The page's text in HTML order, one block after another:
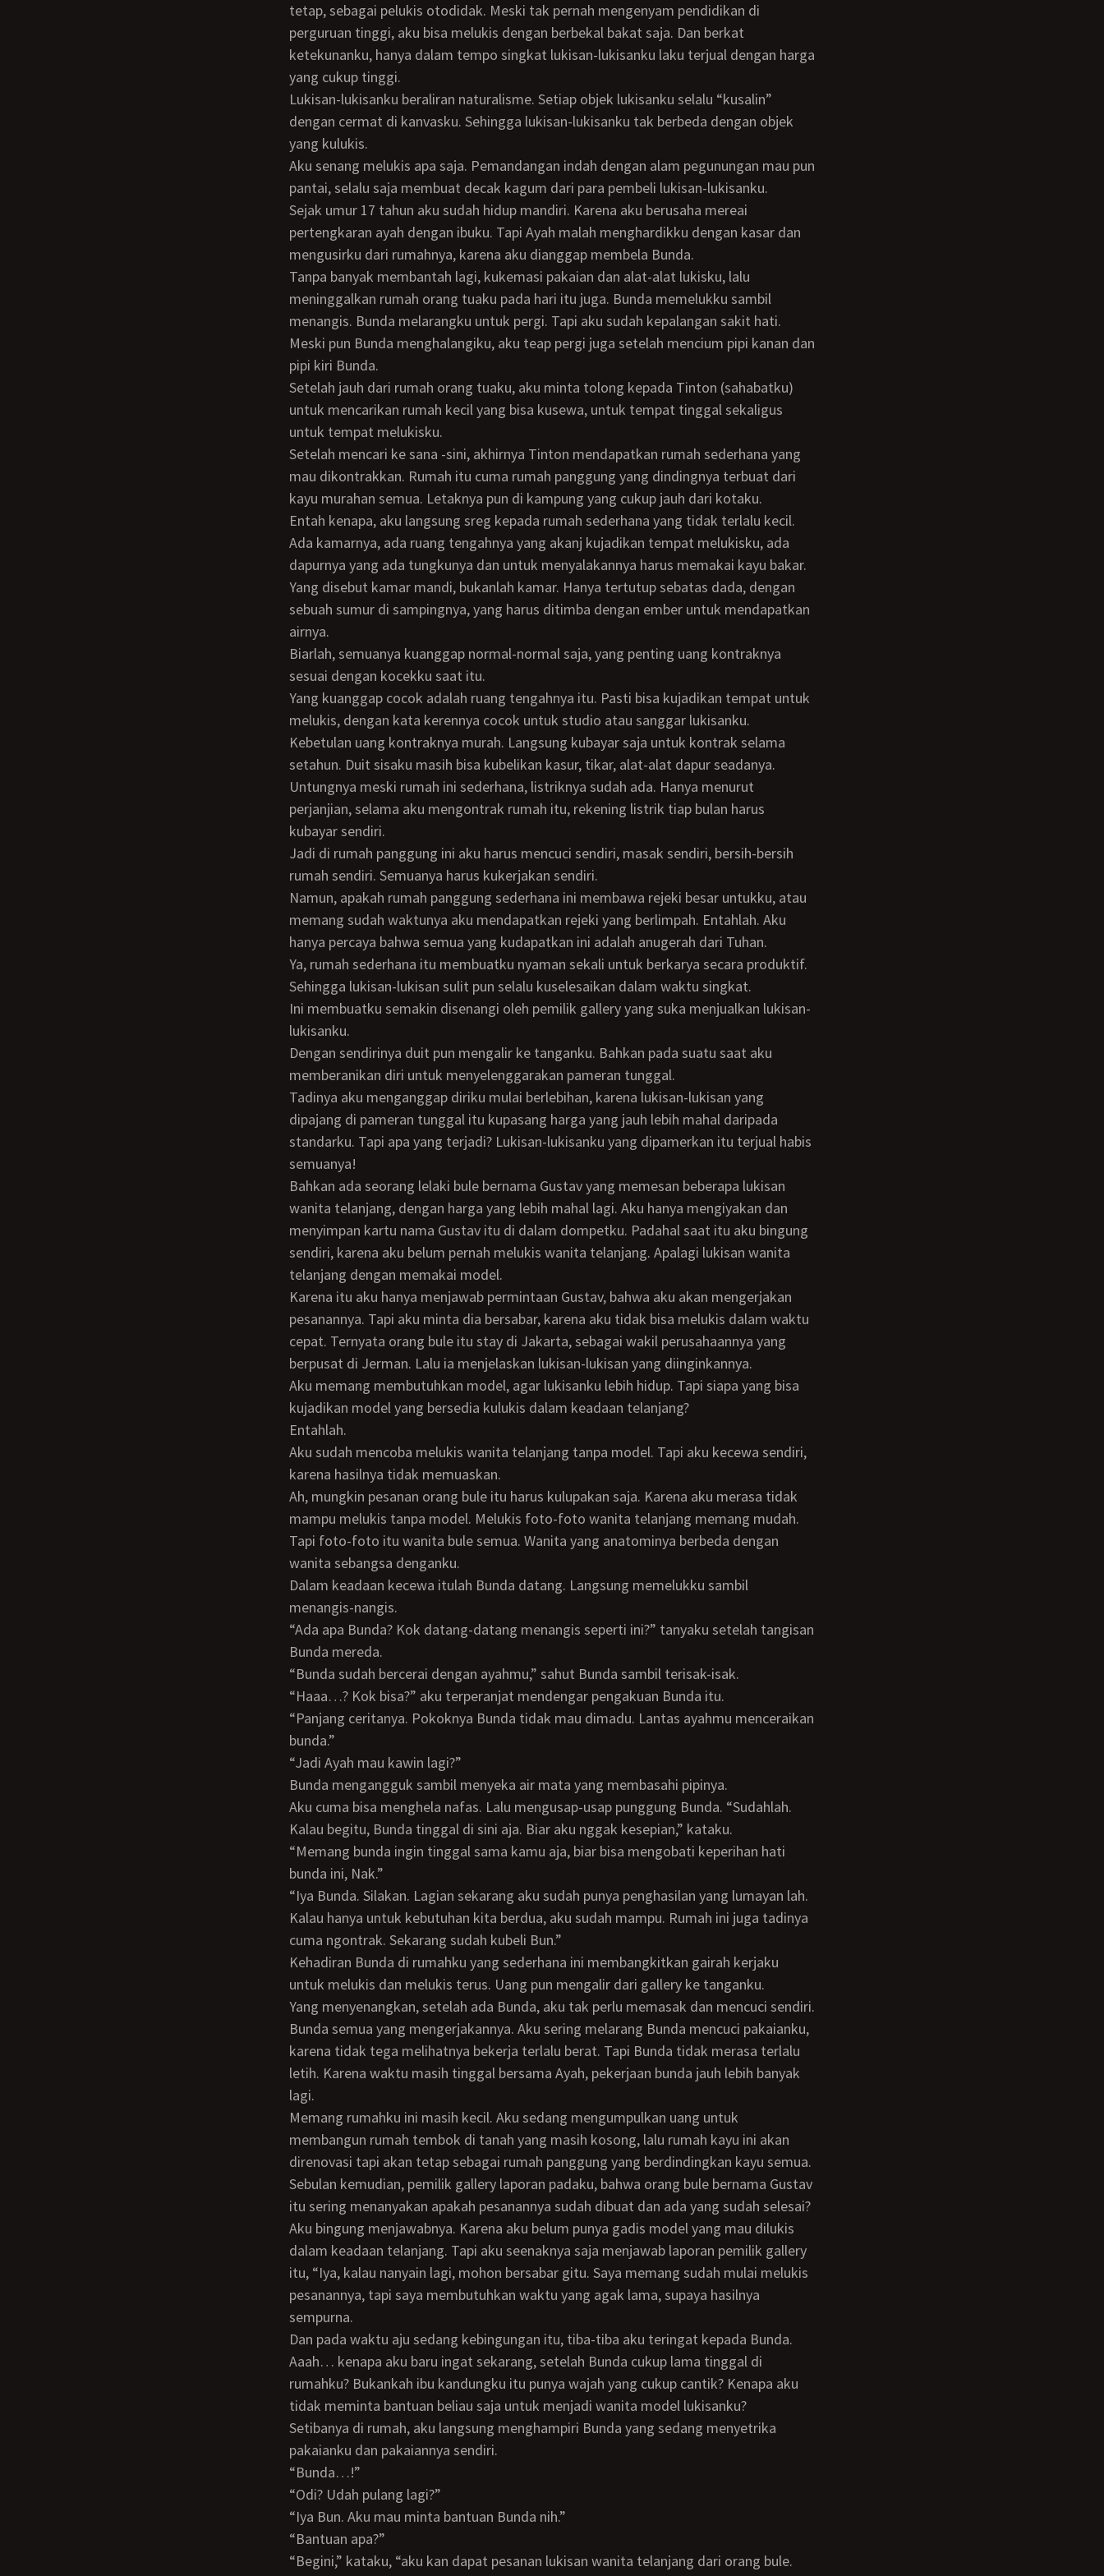
tetap, sebagai pelukis otodidak. Meski tak pernah mengenyam pendidikan di
perguruan tinggi, aku bisa melukis dengan berbekal bakat saja. Dan berkat
ketekunanku, hanya dalam tempo singkat lukisan-lukisanku laku terjual dengan harga
yang cukup tinggi.
Lukisan-lukisanku beraliran naturalisme. Setiap objek lukisanku selalu “kusalin”
dengan cermat di kanvasku. Sehingga lukisan-lukisanku tak berbeda dengan objek
yang kulukis.
Aku senang melukis apa saja. Pemandangan indah dengan alam pegunungan mau pun
pantai, selalu saja membuat decak kagum dari para pembeli lukisan-lukisanku.
Sejak umur 17 tahun aku sudah hidup mandiri. Karena aku berusaha mereai
pertengkaran ayah dengan ibuku. Tapi Ayah malah menghardikku dengan kasar dan
mengusirku dari rumahnya, karena aku dianggap membela Bunda.
Tanpa banyak membantah lagi, kukemasi pakaian dan alat-alat lukisku, lalu
meninggalkan rumah orang tuaku pada hari itu juga. Bunda memelukku sambil
menangis. Bunda melarangku untuk pergi. Tapi aku sudah kepalangan sakit hati.
Meski pun Bunda menghalangiku, aku teap pergi juga setelah mencium pipi kanan dan
pipi kiri Bunda.
Setelah jauh dari rumah orang tuaku, aku minta tolong kepada Tinton (sahabatku)
untuk mencarikan rumah kecil yang bisa kusewa, untuk tempat tinggal sekaligus
untuk tempat melukisku.
Setelah mencari ke sana -sini, akhirnya Tinton mendapatkan rumah sederhana yang
mau dikontrakkan. Rumah itu cuma rumah panggung yang dindingnya terbuat dari
kayu murahan semua. Letaknya pun di kampung yang cukup jauh dari kotaku.
Entah kenapa, aku langsung sreg kepada rumah sederhana yang tidak terlalu kecil.
Ada kamarnya, ada ruang tengahnya yang akanj kujadikan tempat melukisku, ada
dapurnya yang ada tungkunya dan untuk menyalakannya harus memakai kayu bakar.
Yang disebut kamar mandi, bukanlah kamar. Hanya tertutup sebatas dada, dengan
sebuah sumur di sampingnya, yang harus ditimba dengan ember untuk mendapatkan
airnya.
Biarlah, semuanya kuanggap normal-normal saja, yang penting uang kontraknya
sesuai dengan kocekku saat itu.
Yang kuanggap cocok adalah ruang tengahnya itu. Pasti bisa kujadikan tempat untuk
melukis, dengan kata kerennya cocok untuk studio atau sanggar lukisanku.
Kebetulan uang kontraknya murah. Langsung kubayar saja untuk kontrak selama
setahun. Duit sisaku masih bisa kubelikan kasur, tikar, alat-alat dapur seadanya.
Untungnya meski rumah ini sederhana, listriknya sudah ada. Hanya menurut
perjanjian, selama aku mengontrak rumah itu, rekening listrik tiap bulan harus
kubayar sendiri.
Jadi di rumah panggung ini aku harus mencuci sendiri, masak sendiri, bersih-bersih
rumah sendiri. Semuanya harus kukerjakan sendiri.
Namun, apakah rumah panggung sederhana ini membawa rejeki besar untukku, atau
memang sudah waktunya aku mendapatkan rejeki yang berlimpah. Entahlah. Aku
hanya percaya bahwa semua yang kudapatkan ini adalah anugerah dari Tuhan.
Ya, rumah sederhana itu membuatku nyaman sekali untuk berkarya secara produktif.
Sehingga lukisan-lukisan sulit pun selalu kuselesaikan dalam waktu singkat.
Ini membuatku semakin disenangi oleh pemilik gallery yang suka menjualkan lukisan-
lukisanku.
Dengan sendirinya duit pun mengalir ke tanganku. Bahkan pada suatu saat aku
memberanikan diri untuk menyelenggarakan pameran tunggal.
Tadinya aku menganggap diriku mulai berlebihan, karena lukisan-lukisan yang
dipajang di pameran tunggal itu kupasang harga yang jauh lebih mahal daripada
standarku. Tapi apa yang terjadi? Lukisan-lukisanku yang dipamerkan itu terjual habis
semuanya!
Bahkan ada seorang lelaki bule bernama Gustav yang memesan beberapa lukisan
wanita telanjang, dengan harga yang lebih mahal lagi. Aku hanya mengiyakan dan
menyimpan kartu nama Gustav itu di dalam dompetku. Padahal saat itu aku bingung
sendiri, karena aku belum pernah melukis wanita telanjang. Apalagi lukisan wanita
telanjang dengan memakai model.
Karena itu aku hanya menjawab permintaan Gustav, bahwa aku akan mengerjakan
pesanannya. Tapi aku minta dia bersabar, karena aku tidak bisa melukis dalam waktu
cepat. Ternyata orang bule itu stay di Jakarta, sebagai wakil perusahaannya yang
berpusat di Jerman. Lalu ia menjelaskan lukisan-lukisan yang diinginkannya.
Aku memang membutuhkan model, agar lukisanku lebih hidup. Tapi siapa yang bisa
kujadikan model yang bersedia kulukis dalam keadaan telanjang?
Entahlah.
Aku sudah mencoba melukis wanita telanjang tanpa model. Tapi aku kecewa sendiri,
karena hasilnya tidak memuaskan.
Ah, mungkin pesanan orang bule itu harus kulupakan saja. Karena aku merasa tidak
mampu melukis tanpa model. Melukis foto-foto wanita telanjang memang mudah.
Tapi foto-foto itu wanita bule semua. Wanita yang anatominya berbeda dengan
wanita sebangsa denganku.
Dalam keadaan kecewa itulah Bunda datang. Langsung memelukku sambil
menangis-nangis.
“Ada apa Bunda? Kok datang-datang menangis seperti ini?” tanyaku setelah tangisan
Bunda mereda.
“Bunda sudah bercerai dengan ayahmu,” sahut Bunda sambil terisak-isak.
“Haaa…? Kok bisa?” aku terperanjat mendengar pengakuan Bunda itu.
“Panjang ceritanya. Pokoknya Bunda tidak mau dimadu. Lantas ayahmu menceraikan
bunda.”
“Jadi Ayah mau kawin lagi?”
Bunda mengangguk sambil menyeka air mata yang membasahi pipinya.
Aku cuma bisa menghela nafas. Lalu mengusap-usap punggung Bunda. “Sudahlah.
Kalau begitu, Bunda tinggal di sini aja. Biar aku nggak kesepian,” kataku.
“Memang bunda ingin tinggal sama kamu aja, biar bisa mengobati keperihan hati
bunda ini, Nak.”
“Iya Bunda. Silakan. Lagian sekarang aku sudah punya penghasilan yang lumayan lah.
Kalau hanya untuk kebutuhan kita berdua, aku sudah mampu. Rumah ini juga tadinya
cuma ngontrak. Sekarang sudah kubeli Bun.”
Kehadiran Bunda di rumahku yang sederhana ini membangkitkan gairah kerjaku
untuk melukis dan melukis terus. Uang pun mengalir dari gallery ke tanganku.
Yang menyenangkan, setelah ada Bunda, aku tak perlu memasak dan mencuci sendiri.
Bunda semua yang mengerjakannya. Aku sering melarang Bunda mencuci pakaianku,
karena tidak tega melihatnya bekerja terlalu berat. Tapi Bunda tidak merasa terlalu
letih. Karena waktu masih tinggal bersama Ayah, pekerjaan bunda jauh lebih banyak
lagi.
Memang rumahku ini masih kecil. Aku sedang mengumpulkan uang untuk
membangun rumah tembok di tanah yang masih kosong, lalu rumah kayu ini akan
direnovasi tapi akan tetap sebagai rumah panggung yang berdindingkan kayu semua.
Sebulan kemudian, pemilik gallery laporan padaku, bahwa orang bule bernama Gustav
itu sering menanyakan apakah pesanannya sudah dibuat dan ada yang sudah selesai?
Aku bingung menjawabnya. Karena aku belum punya gadis model yang mau dilukis
dalam keadaan telanjang. Tapi aku seenaknya saja menjawab laporan pemilik gallery
itu, “Iya, kalau nanyain lagi, mohon bersabar gitu. Saya memang sudah mulai melukis
pesanannya, tapi saya membutuhkan waktu yang agak lama, supaya hasilnya
sempurna.
Dan pada waktu aju sedang kebingungan itu, tiba-tiba aku teringat kepada Bunda.
Aaah… kenapa aku baru ingat sekarang, setelah Bunda cukup lama tinggal di
rumahku? Bukankah ibu kandungku itu punya wajah yang cukup cantik? Kenapa aku
tidak meminta bantuan beliau saja untuk menjadi wanita model lukisanku?
Setibanya di rumah, aku langsung menghampiri Bunda yang sedang menyetrika
pakaianku dan pakaiannya sendiri.
“Bunda…!”
“Odi? Udah pulang lagi?”
“Iya Bun. Aku mau minta bantuan Bunda nih.”
“Bantuan apa?”
“Begini,” kataku, “aku kan dapat pesanan lukisan wanita telanjang dari orang bule.